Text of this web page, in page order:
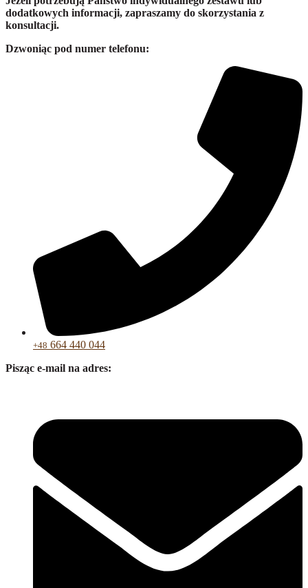
dodatkowych informacji, zapraszamy do skorzystania z
konsultacji.
Dzwoniąc pod numer telefonu:
+48 664 440 044
Pisząc e-mail na adres: